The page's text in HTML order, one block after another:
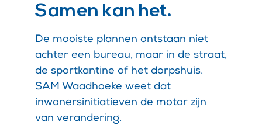
Samen kan het.
De mooiste plannen ontstaan niet
achter een bureau, maar in de straat,
de sportkantine of het dorpshuis.
SAM Waadhoeke weet dat
inwonersinitiatieven de motor zijn
van verandering.